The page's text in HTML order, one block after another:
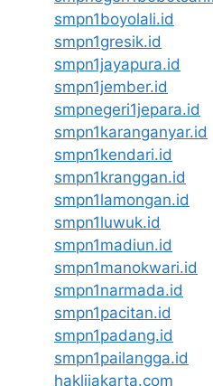
smpn1boyolali.id
smpn1gresik.id
smpn1jayapura.id
smpn1jember.id
smpnegeri1jepara.id
smpn1karanganyar.id
smpn1kendari.id
smpn1kranggan.id
smpn1lamongan.id
smpn1luwuk.id
smpn1madiun.id
smpn1manokwari.id
smpn1narmada.id
smpn1pacitan.id
smpn1padang.id
smpn1pailangga.id
haklijakarta.com